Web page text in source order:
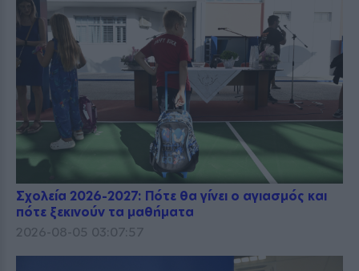
Σχολεία 2026-2027: Πότε θα γίνει ο αγιασμός και
πότε ξεκινούν τα μαθήματα
2026-08-05 03:07:57